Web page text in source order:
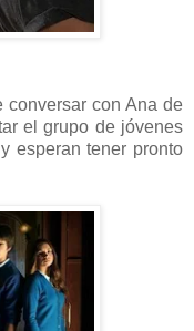
conversar con Ana de
el grupo de jóvenes
esperan tener pronto